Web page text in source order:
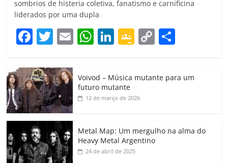
sombrios de histeria coletiva, fanatismo e carnificina
liderados por uma dupla
F
c
e
b
o
o
k
T
itt
er
E
ai
W
at
s
A
p
Li
k
e
dI
G
gl
e
a
ss
C
y
k
p
h
Voivod – Música mutante para um
futuro mutante
12 de março de 2026
Metal Map: Um mergulho na alma do
Heavy Metal Argentino
24 de abril de 2025